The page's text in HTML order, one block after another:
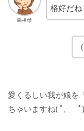
義祖母
格好だね
愛くるしい我が娘を
ちゃいますね( ﾟ,_ゝﾟ)